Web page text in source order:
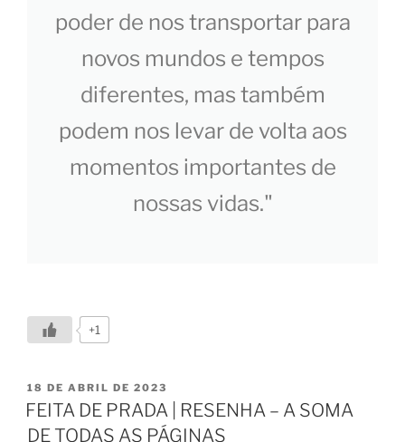
poder de nos transportar para
novos mundos e tempos
diferentes, mas também
podem nos levar de volta aos
momentos importantes de
nossas vidas."
+1
18 DE ABRIL DE 2023
FEITA DE PRADA | RESENHA – A SOMA
DE TODAS AS PÁGINAS